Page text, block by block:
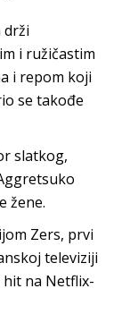
drži
i ružičastim
i repom koji
se takođe
slatkog,
žene.
Zers, prvi
televiziji
na Netflix-